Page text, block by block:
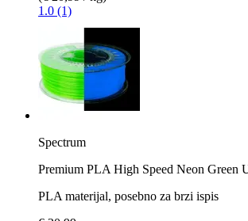
1.0 (1)
Spectrum
Premium PLA High Speed Neon Green
PLA materijal, posebno za brzi ispis